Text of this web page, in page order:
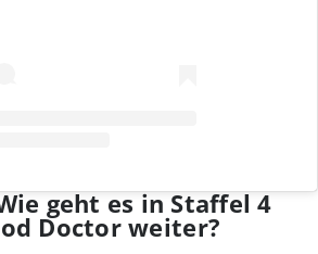
geht es in Staffel 4
Doctor weiter?